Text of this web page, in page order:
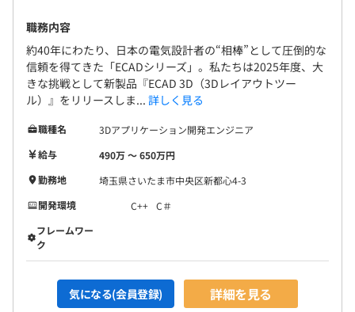
職務内容
約40年にわたり、日本の電気設計者の“相棒”として圧倒的な
信頼を得てきた「ECADシリーズ」。私たちは2025年度、大
きな挑戦として新製品『ECAD 3D（3Dレイアウトツー
ル）』をリリースしま... 詳しく見る
職種名
3Dアプリケーション開発エンジニア
給与
490万 〜 650万円
勤務地
埼玉県さいたま市中央区新都心4-3
開発環境
C++ C＃
フレームワー
ク
気になる(会員登録) 詳細を見る